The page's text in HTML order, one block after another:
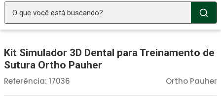
O que você está buscando?
Kit Simulador 3D Dental para Treinamento de
Sutura Ortho Pauher
Ortho Pauher
Referência: 17036
1º Seringa Insulina
2º Fralda Geriatrica
3 º Luva Latex